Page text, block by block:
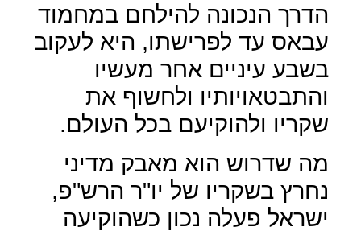
הדרך הנכונה להילחם במחמוד
עבאס עד לפרישתו, היא לעקוב
בשבע עיניים אחר מעשיו
והתבטאויותיו ולחשוף את
שקריו ולהוקיעם בכל העולם.
מה שדרוש הוא מאבק מדיני
נחרץ בשקריו של יו"ר הרש"פ,
ישראל פעלה נכון כשהוקיעה